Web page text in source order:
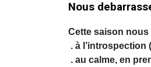
Nous
Cette saison nous
. à l’introspection
. au calme, en